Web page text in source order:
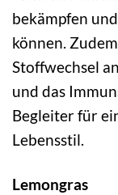
bekämpfen
können.
Stoffwechsel
und das
Begleiter für
Lebensstil.
Lemongras